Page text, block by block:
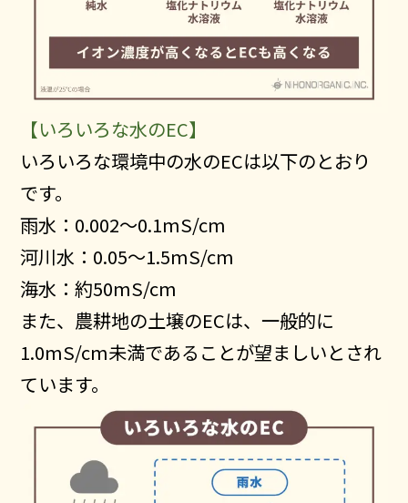
【いろいろな水のEC】
いろいろな環境中の水のECは以下のとおり
です。
雨水：0.002～0.1mS/cm
河川水：0.05～1.5mS/cm
海水：約50mS/cm
また、農耕地の土壌のECは、一般的に
1.0mS/cm未満であることが望ましいとされ
ています。